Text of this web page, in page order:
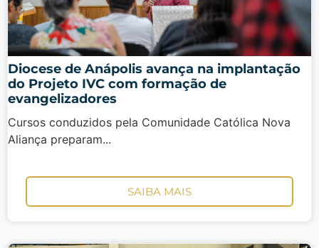
Diocese de Anápolis avança na implantação
do Projeto IVC com formação de
evangelizadores
Cursos conduzidos pela Comunidade Católica Nova
Aliança preparam...
SAIBA MAIS